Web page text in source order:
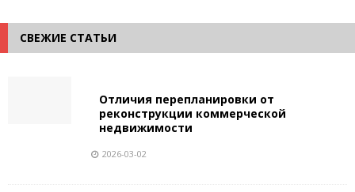
СВЕЖИЕ СТАТЬИ
Отличия перепланировки от
реконструкции коммерческой
недвижимости
2026-03-02